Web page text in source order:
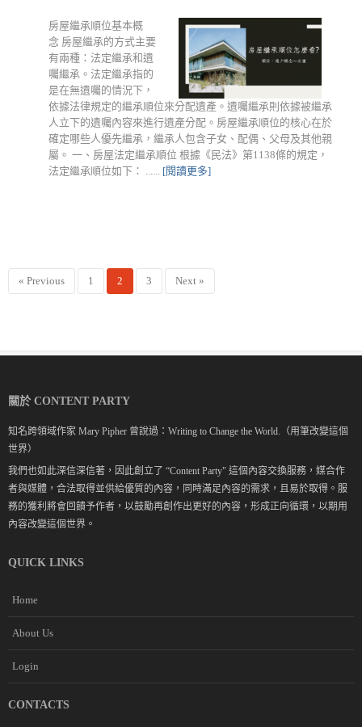
房屋繼承順位基本概
念 房屋繼承的方式主要
有兩種：法定繼承和遺
囑繼承。法定繼承指的
是在無遺囑的情況下，
依據法律規定的繼承順位來分配遺產。遺囑繼承則依據被繼承
人立下的遺囑內容來進行遺產分配。房屋繼承順位的核心在於
確定哪些人優先繼承，繼承人包含子女、配偶、父母及其他親
屬。 一、房屋法定繼承順位 根據《民法》第1138條的規定，
法定繼承順位如下： ...... [閱讀更多]
« Previous 1 2 3 Next »
關於 CONTENT PARTY
知名跨領域作家 Mary Pipher 曾說過：Writing to Change the World.（用筆改變這個
世界）
我們也如此深信深信著，因此創立了 “Content Party" 這個內容交換服務，媒合作
者與媒體，合法取得並供給優質的內容，同時滿足內容的需求，且易於取得。服
務的獲利將會回饋予作者，以鼓勵再創作出更好的內容，形成正向循環，以期用
內容改變這個世界。
QUICK LINKS
Home
About Us
Login
CONTACTS